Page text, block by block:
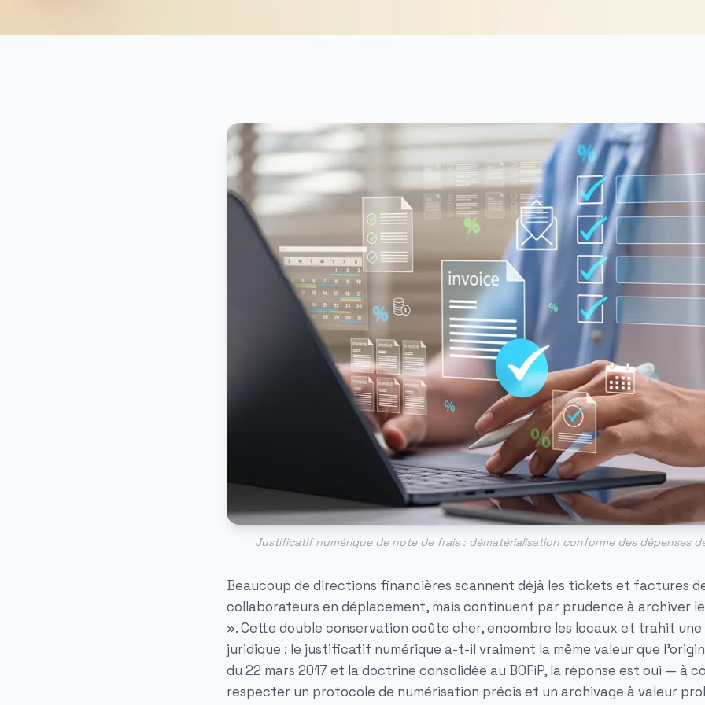
Justificatif numérique de note de frais : dématérialisation conforme des dépenses
Beaucoup de directions financières scannent déjà les tickets et factures
collaborateurs en déplacement, mais continuent par prudence à archiver
». Cette double conservation coûte cher, encombre les locaux et trahit
juridique : le justificatif numérique a-t-il vraiment la même valeur que
du 22 mars 2017 et la doctrine consolidée au BOFiP, la réponse est oui — à
respecter un protocole de numérisation précis et un archivage à valeur